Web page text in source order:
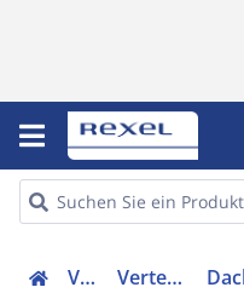
Verteiler Verteilerzubehör